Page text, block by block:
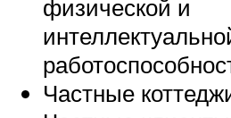
физической и
Частные